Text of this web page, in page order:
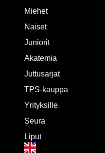
Miehet
Naiset
Juniorit
Akatemia
Juttusarjat
TPS-kauppa
Yrityksille
Seura
Liput